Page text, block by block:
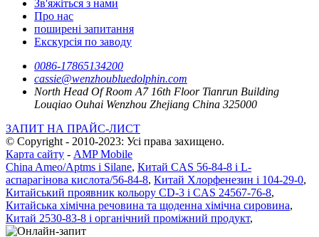
Зв'яжіться з нами
Про нас
поширені запитання
Екскурсія по заводу
0086-17865134200
cassie@wenzhoubluedolphin.com
North Head Of Room A7 16th Floor Tianrun Building
Louqiao Ouhai Wenzhou Zhejiang China 325000
ЗАПИТ НА ПРАЙС-ЛИСТ
© Copyright - 2010-2023: Усі права захищено.
Карта сайту - AMP Mobile
China Ameo/Aptms і Silane, Китай CAS 56-84-8 і L-
аспарагінова кислота/56-84-8, Китай Хлорфенезин і 104-29-0,
Китайський проявник кольору CD-3 і CAS 24567-76-8,
Китайська хімічна речовина та щоденна хімічна сировина,
Китай 2530-83-8 і органічний проміжний продукт,